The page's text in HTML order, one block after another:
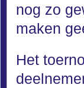
nog zo
maken
Het